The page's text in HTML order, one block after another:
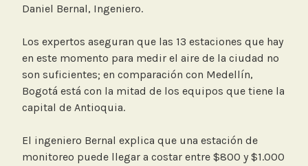
Daniel Bernal, Ingeniero.
Los expertos aseguran que las 13 estaciones que hay
en este momento para medir el aire de la ciudad no
son suficientes; en comparación con Medellín,
Bogotá está con la mitad de los equipos que tiene la
capital de Antioquia.
El ingeniero Bernal explica que una estación de
monitoreo puede llegar a costar entre $800 y $1.000